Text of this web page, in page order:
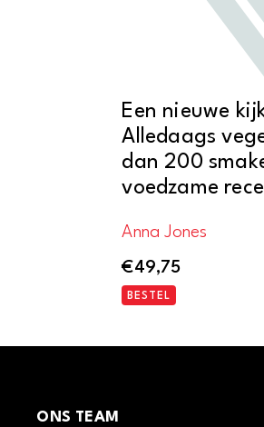
Een nieuwe
Alledaags
dan 200
voedzame
Anna Jones
€49,75
BESTEL
ONS TEAM